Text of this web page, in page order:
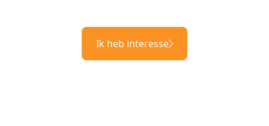
Ik heb interesse